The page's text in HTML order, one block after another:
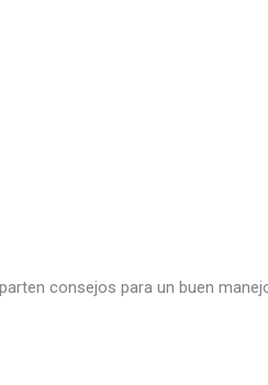
consejos para un buen